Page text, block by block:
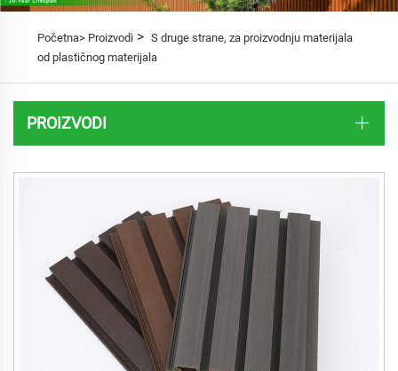
Početna> Proizvodi> S druge strane, za proizvodnju materijala
od plastičnog materijala
PROIZVODI